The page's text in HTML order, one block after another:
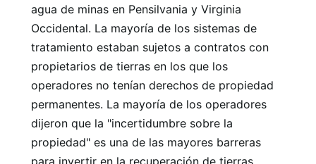
agua de minas en Pensilvania y Virginia
Occidental. La mayoría de los sistemas de
tratamiento estaban sujetos a contratos con
propietarios de tierras en los que los
operadores no tenían derechos de propiedad
permanentes. La mayoría de los operadores
dijeron que la "incertidumbre sobre la
propiedad" es una de las mayores barreras
para invertir en la recuperación de tierras